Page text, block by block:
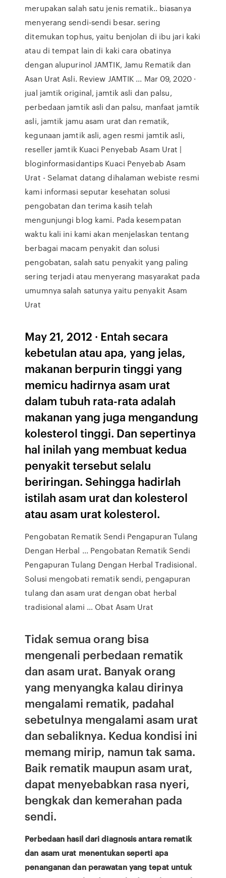
merupakan salah satu jenis rematik.. biasanya
menyerang sendi-sendi besar. sering
ditemukan tophus, yaitu benjolan di ibu jari kaki
atau di tempat lain di kaki cara obatinya
dengan alupurinol JAMTIK, Jamu Rematik dan
Asan Urat Asli. Review JAMTIK ... Mar 09, 2020 ·
jual jamtik original, jamtik asli dan palsu,
perbedaan jamtik asli dan palsu, manfaat jamtik
asli, jamtik jamu asam urat dan rematik,
kegunaan jamtik asli, agen resmi jamtik asli,
reseller jamtik Kuaci Penyebab Asam Urat |
bloginformasidantips Kuaci Penyebab Asam
Urat - Selamat datang dihalaman webiste resmi
kami informasi seputar kesehatan solusi
pengobatan dan terima kasih telah
mengunjungi blog kami. Pada kesempatan
waktu kali ini kami akan menjelaskan tentang
berbagai macam penyakit dan solusi
pengobatan, salah satu penyakit yang paling
sering terjadi atau menyerang masyarakat pada
umumnya salah satunya yaitu penyakit Asam
Urat
May 21, 2012 · Entah secara
kebetulan atau apa, yang jelas,
makanan berpurin tinggi yang
memicu hadirnya asam urat
dalam tubuh rata-rata adalah
makanan yang juga mengandung
kolesterol tinggi. Dan sepertinya
hal inilah yang membuat kedua
penyakit tersebut selalu
beriringan. Sehingga hadirlah
istilah asam urat dan kolesterol
atau asam urat kolesterol.
Pengobatan Rematik Sendi Pengapuran Tulang
Dengan Herbal ... Pengobatan Rematik Sendi
Pengapuran Tulang Dengan Herbal Tradisional.
Solusi mengobati rematik sendi, pengapuran
tulang dan asam urat dengan obat herbal
tradisional alami … Obat Asam Urat
Tidak semua orang bisa
mengenali perbedaan rematik
dan asam urat. Banyak orang
yang menyangka kalau dirinya
mengalami rematik, padahal
sebetulnya mengalami asam urat
dan sebaliknya. Kedua kondisi ini
memang mirip, namun tak sama.
Baik rematik maupun asam urat,
dapat menyebabkan rasa nyeri,
bengkak dan kemerahan pada
sendi.
Perbedaan hasil dari diagnosis antara rematik
dan asam urat menentukan seperti apa
penanganan dan perawatan yang tepat untuk